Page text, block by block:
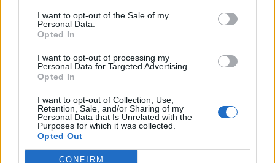
I want to opt-out of the Sale of my
Personal Data.
Opted In
I want to opt-out of processing my
Personal Data for Targeted Advertising.
Opted In
I want to opt-out of Collection, Use,
Retention, Sale, and/or Sharing of my
Personal Data that Is Unrelated with the
Purposes for which it was collected.
Opted Out
CONFIRM
09 Ιανουαρίου 2023 19:30